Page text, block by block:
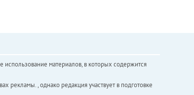
материалов, в которых содержится
рекламы. , однако редакция участвует в подготовке